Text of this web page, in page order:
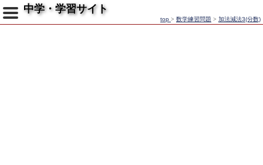
中学・学習サイト
top > 数学練習問題 > 加法減法3(分数)